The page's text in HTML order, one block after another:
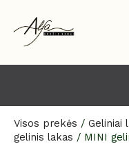
turinio
Visos prekės / Geliniai
gelinis lakas / MINI